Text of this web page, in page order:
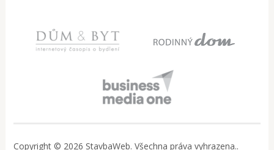
Copyright © 2026 StavbaWeb. Všechna práva vyhrazena..